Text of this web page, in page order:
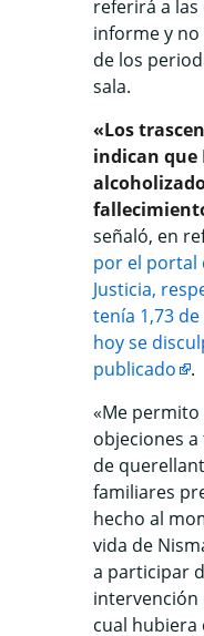
referirá a las
informe y
de los
sala.
«Los
indican que
señaló, en
por el portal
Justicia,
tenía 1,73
hoy se
publicado
.
«Me permito
objeciones
de
familiares
hecho al
vida de
a participar
intervención
cual